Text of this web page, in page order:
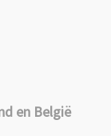
en België